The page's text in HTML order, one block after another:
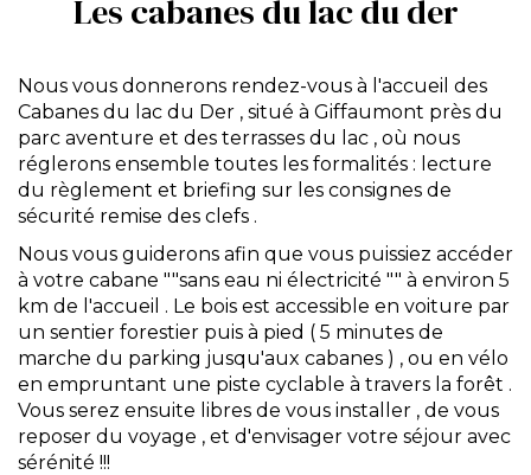
Les cabanes du lac du der
Nous vous donnerons rendez-vous à l'accueil des
Cabanes du lac du Der , situé à Giffaumont près du
parc aventure et des terrasses du lac , où nous
réglerons ensemble toutes les formalités : lecture
du règlement et briefing sur les consignes de
sécurité remise des clefs .
Nous vous guiderons afin que vous puissiez accéder
à votre cabane ""sans eau ni électricité "" à environ 5
km de l'accueil . Le bois est accessible en voiture par
un sentier forestier puis à pied ( 5 minutes de
marche du parking jusqu'aux cabanes ) , ou en vélo
en empruntant une piste cyclable à travers la forêt .
Vous serez ensuite libres de vous installer , de vous
reposer du voyage , et d'envisager votre séjour avec
sérénité !!!